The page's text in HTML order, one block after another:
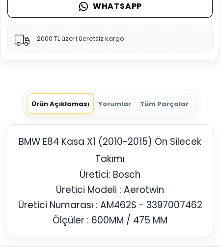
WHATSAPP
2000 TL üzeri ücretsiz kargo
Ürün Açıklaması Yorumlar Tüm Parçalar
BMW E84 Kasa X1 (2010-2015) Ön Silecek
Takımı
Üretici: Bosch
Üretici Modeli : Aerotwin
Üretici Numarası : AM462S - 3397007462
Ölçüler : 600MM / 475 MM